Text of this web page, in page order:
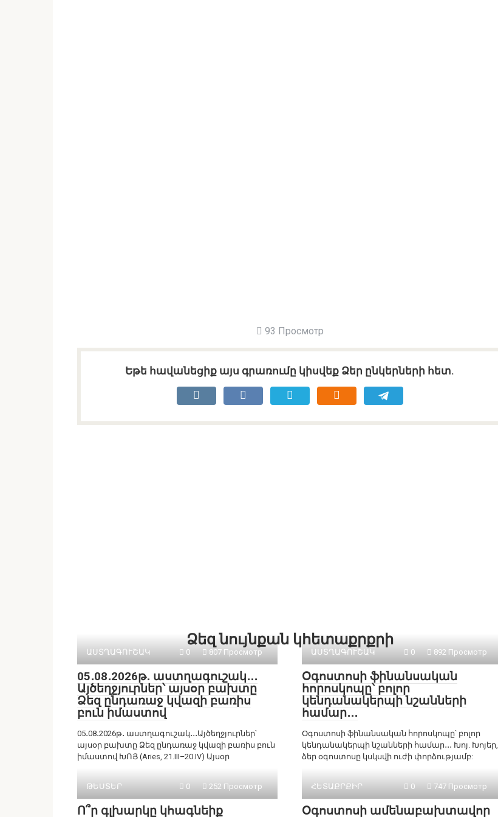
93 Просмотр
Եթե հավանեցիք այս գրառումը կիսվեք Ձեր ընկերների հետ.
Ձեզ նույնքան կհետաքրքրի
ԱՍՏՂԱԳՈՒՇԱԿ 0 807 Просмотр
05․08․2026թ․ աստղագուշակ․․․
Այծեղջյուրներ՝ այսօր բախտը
Ձեզ ընդառաջ կվազի բառիս
բուն իմաստով
05․08․2026թ․ աստղագուշակ․․․Այծեղջյուրներ՝
այսօր բախտը Ձեզ ընդառաջ կվազի բառիս բուն
իմաստով ԽՈՅ (Aries, 21.III–20.IV) Այսօր
ԱՍՏՂԱԳՈՒՇԱԿ 0 892 Просмотр
Օգոստոսի ֆինանսական
հորոսկոպը՝ բոլոր
կենդանակերպի նշանների
համար․․․
Օգոստոսի ֆինանսական հորոսկոպը՝ բոլոր
կենդանակերպի նշանների համար․․․ Խոյ. Խոյեր,
ձեր օգոստոսը կսկսվի ուժի փորձությամբ:
ԹԵՍՏԵՐ 0 252 Просмотр
Ո՞ր գլխարկը կհագնեիք
ՀԵՏԱՔՐՔԻՐ 0 747 Просмотр
Օգոստոսի ամենաբախտավոր